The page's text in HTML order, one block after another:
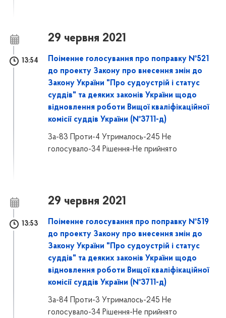
29 червня 2021
13:54
Поіменне голосування про поправку №521
до проекту Закону про внесення змін до
Закону України "Про судоустрій і статус
суддів" та деяких законів України щодо
відновлення роботи Вищої кваліфікаційної
комісії суддів України (№3711-д)
За-83 Проти-4 Утрималось-245 Не
голосувало-34 Рішення-Не прийнято
29 червня 2021
13:53
Поіменне голосування про поправку №519
до проекту Закону про внесення змін до
Закону України "Про судоустрій і статус
суддів" та деяких законів України щодо
відновлення роботи Вищої кваліфікаційної
комісії суддів України (№3711-д)
За-84 Проти-3 Утрималось-245 Не
голосувало-34 Рішення-Не прийнято